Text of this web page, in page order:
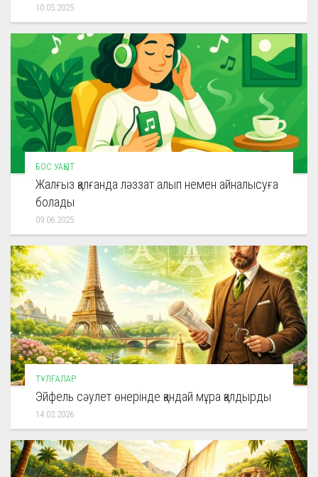
10.05.2025
БОС УАҚЫТ
Жалғыз қалғанда ләззат алып немен айналысуға
болады
09.06.2025
ТҰЛҒАЛАР
Эйфель сәулет өнерінде қандай мұра қалдырды
14.02.2026